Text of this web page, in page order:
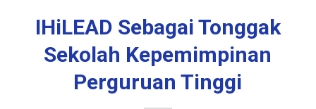
IHiLEAD Sebagai Tonggak
Sekolah Kepemimpinan
Perguruan Tinggi